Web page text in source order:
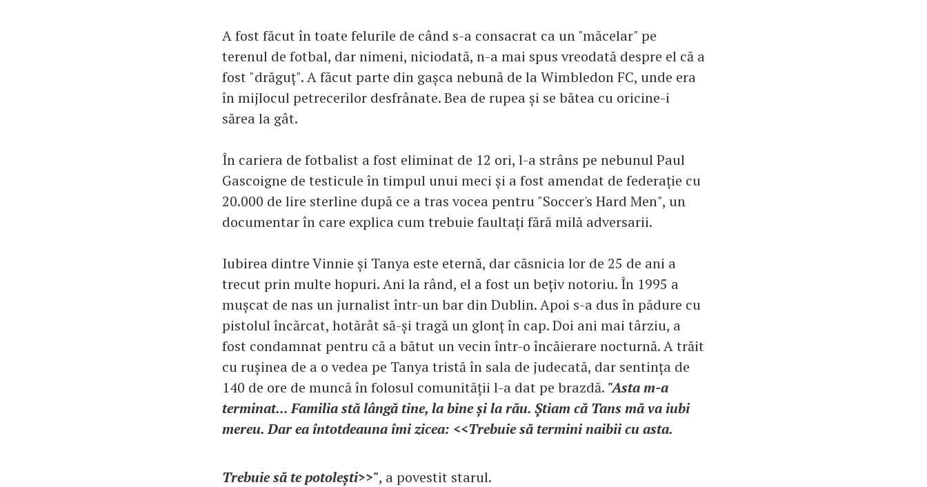
A fost făcut în toate felurile de când s-a consacrat ca un "măcelar" pe
terenul de fotbal, dar nimeni, niciodată, n-a mai spus vreodată despre el că a
fost "drăguț". A făcut parte din gașca nebună de la Wimbledon FC, unde era
în mijlocul petrecerilor desfrânate. Bea de rupea și se bătea cu oricine-i
sărea la gât.
În cariera de fotbalist a fost eliminat de 12 ori, l-a strâns pe nebunul Paul
Gascoigne de testicule în timpul unui meci și a fost amendat de federație cu
20.000 de lire sterline după ce a tras vocea pentru "Soccer's Hard Men", un
documentar în care explica cum trebuie faultați fără milă adversarii.
Iubirea dintre Vinnie și Tanya este eternă, dar căsnicia lor de 25 de ani a
trecut prin multe hopuri. Ani la rând, el a fost un bețiv notoriu. În 1995 a
mușcat de nas un jurnalist într-un bar din Dublin. Apoi s-a dus în pădure cu
pistolul încărcat, hotărât să-și tragă un glonț în cap. Doi ani mai târziu, a
fost condamnat pentru că a bătut un vecin într-o încăierare nocturnă. A trăit
cu rușinea de a o vedea pe Tanya tristă în sala de judecată, dar sentința de
140 de ore de muncă în folosul comunității l-a dat pe brazdă. "Asta m-a
terminat... Familia stă lângă tine, la bine și la rău. Știam că Tans mă va iubi
mereu. Dar ea întotdeauna îmi zicea: <<Trebuie să termini naibii cu asta.
Trebuie să te potolești>>", a povestit starul.